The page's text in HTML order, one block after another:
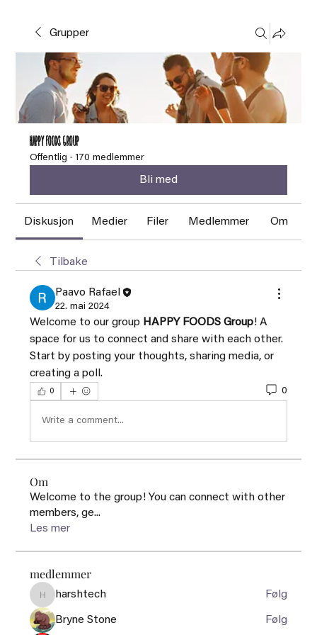
Grupper
HAPPY FOODS Group
Offentlig · 170 medlemmer
Bli med
Diskusjon Medier Filer Medlemmer Om
Tilbake
Paavo Rafael
22. mai 2024
Welcome to our group HAPPY FOODS Group! A
space for us to connect and share with each other.
Start by posting your thoughts, sharing media, or
creating a poll.
0 0
Write a comment...
Om
Welcome to the group! You can connect with other
members, ge...
Les mer
medlemmer
harshtech
harshtech Følg
Bryne Stone Følg